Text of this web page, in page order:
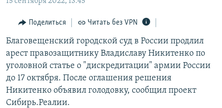
навигации
Вернутся
поиску
11 ЛЕТ ОККУПАЦИИ КРЫМА. 11 ИСТОРИЙ СОПРОТИВЛЕНИЯ
ЕЩЕ
ИНТЕРАКТИВ
ИНФОГРАФИКА
ТЕЛЕПРОЕКТ КРЫМ.РЕАЛИИ
СОВЕТЫ ПРАВОЗАЩИТНИКОВ
ПРОПАВШИЕ БЕЗ ВЕСТИ
РАДІО СВОБОДА
КАК ОБОЙТИ БЛОКИРОВКУ
Українською
Qırımtatar
Поделиться Читать без VPN
Благовещенский городской суд в России продлил
арест правозащитнику Владиславу Никитенко по
уголовной статье о "дискредитации" армии России
до 17 октября. После оглашения решения
Никитенко объявил голодовку, сообщил проект
Сибирь.Реалии.